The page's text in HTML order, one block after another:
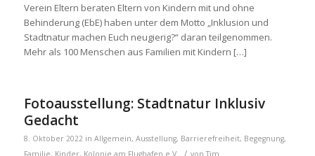
Verein Eltern beraten Eltern von Kindern mit und ohne
Behinderung (EbE) haben unter dem Motto „Inklusion und
Stadtnatur machen Euch neugierig?“ daran teilgenommen.
Mehr als 100 Menschen aus Familien mit Kindern […]
Fotoausstellung: Stadtnatur Inklusiv
Gedacht
8. Oktober 2022 in Allgemein, Ausstellung, Barrierefreiheit, Begegnung,
Familie, Kinder, Kolonie am Flughafen e.V. / vonTim